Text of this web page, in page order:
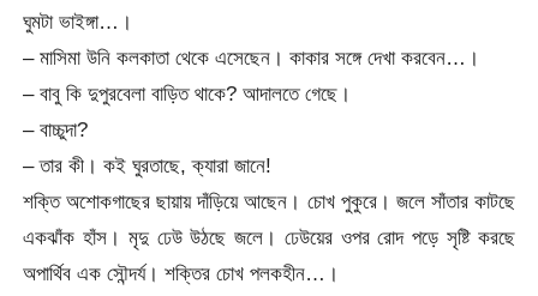
ঘুমটা ভাইঙ্গা…।
– মাসিমা উনি কলকাতা থেকে এসেছেন। কাকার সঙ্গে দেখা করবেন…।
– বাবু কি দুপুরবেলা বাড়িত থাকে? আদালতে গেছে।
– বাচ্চুদা?
– তার কী। কই ঘুরতাছে, ক্যারা জানে!
শক্তি অশোকগাছের ছায়ায় দাঁড়িয়ে আছেন। চোখ পুকুরে। জলে সাঁতার কাটছে
একঝাঁক হাঁস। মৃদু ঢেউ উঠছে জলে। ঢেউয়ের ওপর রোদ পড়ে সৃষ্টি করছে
অপার্থিব এক সৌন্দর্য। শক্তির চোখ পলকহীন…।